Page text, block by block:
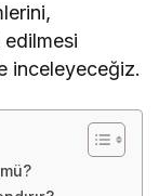
edilmesi
inceleyeceğiz.